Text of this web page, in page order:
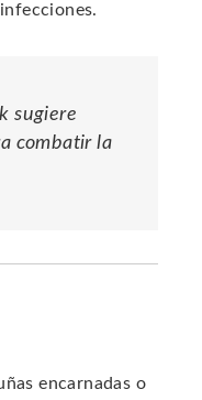
sugiere
combatir la
encarnadas o